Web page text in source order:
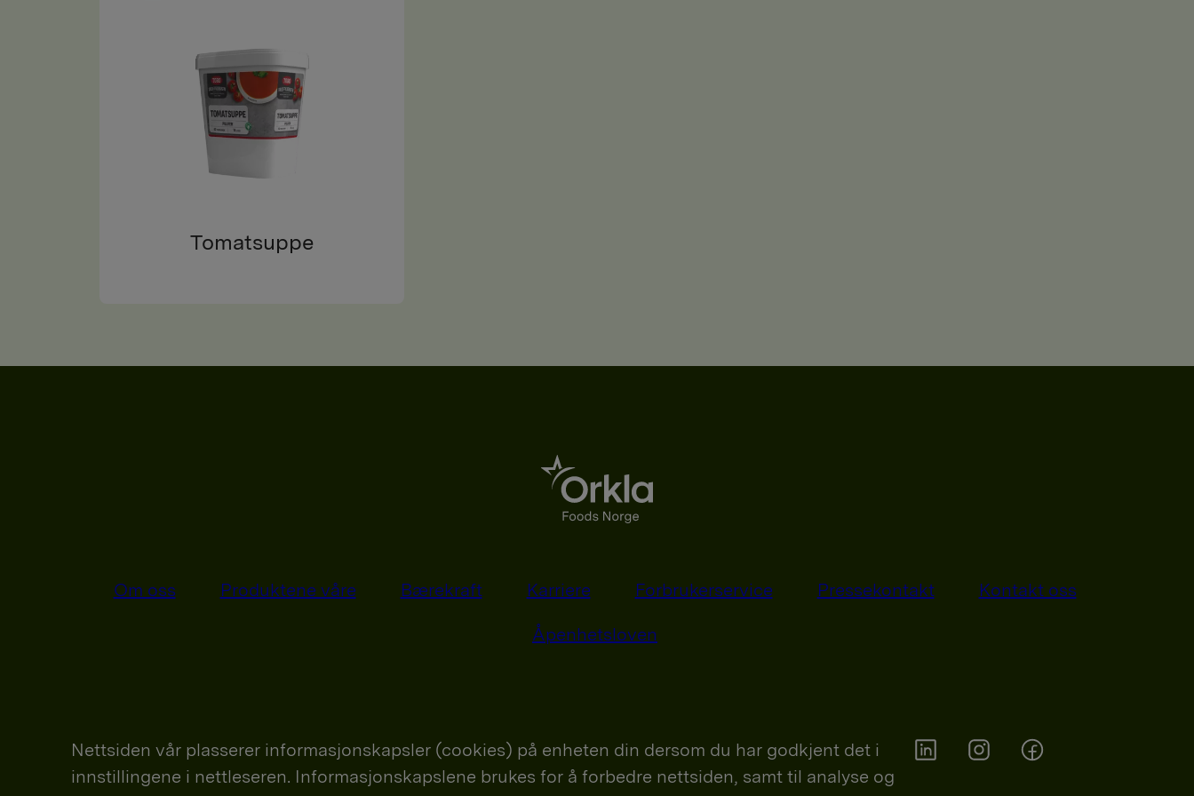
Tomatsuppe
Om oss Produktene våre Bærekraft Karriere Forbrukerservice Pressekontakt Kontakt oss
Åpenhetsloven
Nettsiden vår plasserer informasjonskapsler (cookies) på enheten din dersom du har godkjent det i
innstillingene i nettleseren. Informasjonskapslene brukes for å forbedre nettsiden, samt til analyse og